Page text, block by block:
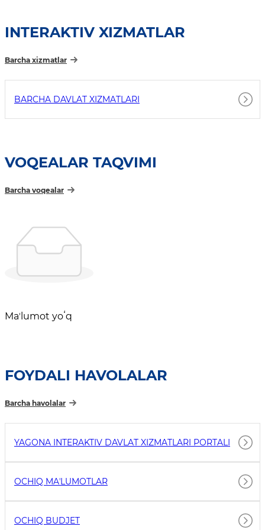
INTERAKTIV XIZMATLAR
Barcha xizmatlar
BARCHA DAVLAT XIZMATLARI
VOQEALAR TAQVIMI
Barcha voqealar
Maʼlumot yoʻq
FOYDALI HAVOLALAR
Barcha havolalar
YAGONA INTERAKTIV DAVLAT XIZMATLARI PORTALI
OCHIQ MAʼLUMOTLAR
OCHIQ BUDJET